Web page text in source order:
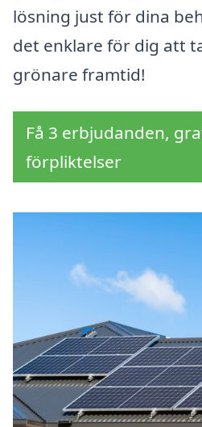
lösning just för dina
det enklare för dig att
grönare framtid!
Få 3 erbjudanden,
förpliktelser